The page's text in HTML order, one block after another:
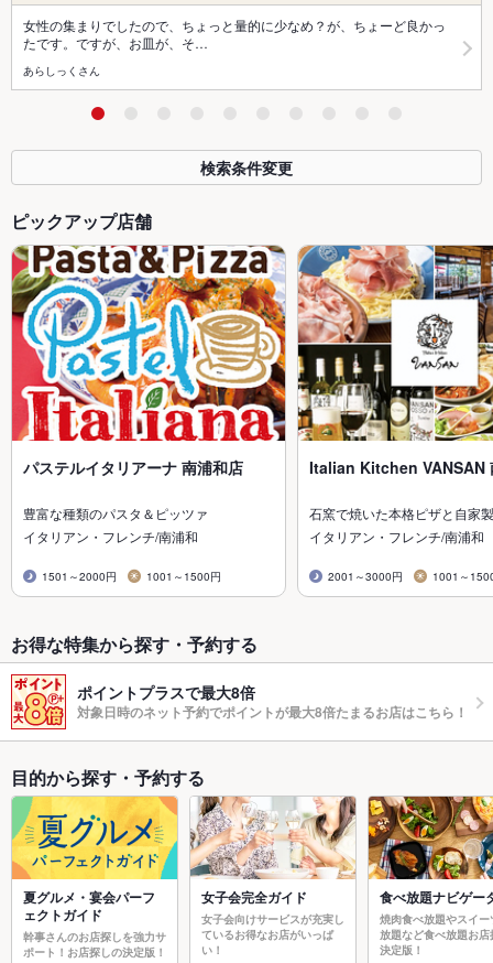
女性の集まりでしたので、ちょっと量的に少なめ？が、ちょーど良かっ
たです。ですが、お皿が、そ…
あらしっくさん
検索条件変更
ピックアップ店舗
パステルイタリアーナ 南浦和店
豊富な種類のパスタ＆ピッツァ
イタリアン・フレンチ/南浦和
1501～2000円 1001～1500円
Italian Kitchen VANSAN
石窯で焼いた本格ピザと自家
イタリアン・フレンチ/南浦和
2001～3000円 1001～
お得な特集から探す・予約する
ポイントプラスで最大8倍
対象日時のネット予約でポイントが最大8倍たまるお店はこちら！
目的から探す・予約する
夏グルメ・宴会パーフ
ェクトガイド
幹事さんのお店探しを強力サ
ポート！お店探しの決定版！
女子会完全ガイド
女子会向けサービスが充実し
ているお得なお店がいっぱ
い！
食べ放題ナビゲー
焼肉食べ放題やスイー
放題など食べ放題お店
決定版！